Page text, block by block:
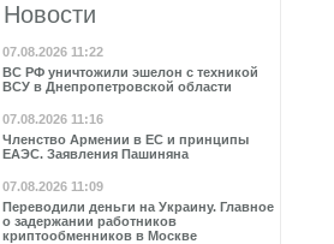
Новости
07.08.2026 11:22
ВС РФ уничтожили эшелон с техникой
ВСУ в Днепропетровской области
07.08.2026 11:16
Членство Армении в ЕС и принципы
ЕАЭС. Заявления Пашиняна
07.08.2026 11:09
Переводили деньги на Украину. Главное
о задержании работников
криптообменников в Москве